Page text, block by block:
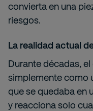
convierta en una
riesgos.
La realidad actual
Durante décadas,
simplemente como
que se quedaba en
y reacciona solo